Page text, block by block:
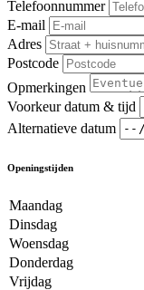
Telefoonnummer
E-mail
Adres
Postcode
Opmerkingen
Voorkeur datum & tijd
Alternatieve datum
Openingstijden
Maandag
Dinsdag
Woensdag
Donderdag
Vrijdag